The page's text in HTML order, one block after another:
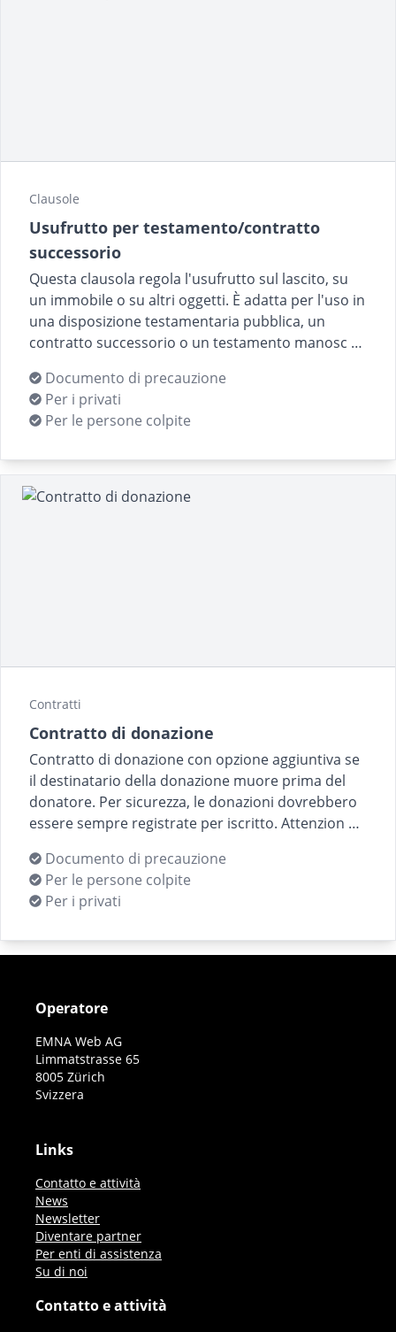
Clausole
Usufrutto per testamento/contratto
successorio
Questa clausola regola l'usufrutto sul lascito, su
un immobile o su altri oggetti. È adatta per l'uso in
una disposizione testamentaria pubblica, un
contratto successorio o un testamento manosc …
Documento di precauzione
Per i privati
Per le persone colpite
Contratti
Contratto di donazione
Contratto di donazione con opzione aggiuntiva se
il destinatario della donazione muore prima del
donatore. Per sicurezza, le donazioni dovrebbero
essere sempre registrate per iscritto. Attenzion …
Documento di precauzione
Per le persone colpite
Per i privati
Operatore
EMNA Web AG
Limmatstrasse 65
8005 Zürich
Svizzera
Links
Contatto e attività
News
Newsletter
Diventare partner
Per enti di assistenza
Su di noi
Contatto e attività